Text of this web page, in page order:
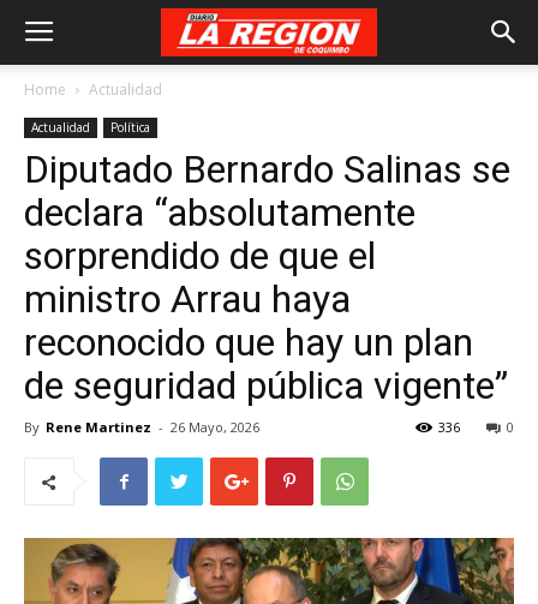
Home Actualidad
Actualidad Política
Diputado Bernardo Salinas se
declara “absolutamente
sorprendido de que el
ministro Arrau haya
reconocido que hay un plan
de seguridad pública vigente”
By Rene Martinez - 26 Mayo, 2026 0
336